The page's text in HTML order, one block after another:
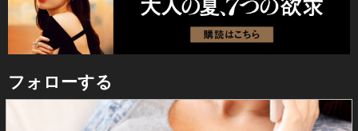
フォローする